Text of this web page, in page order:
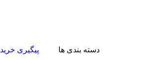
دسته بندی ها پیگیری خرید